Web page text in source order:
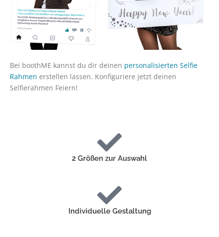
Bei boothME kannst du dir deinen personalisierten Selfie
Rahmen erstellen lassen. Konfiguriere jetzt deinen
Selfierahmen Feiern!
2 Größen zur Auswahl
Individuelle Gestaltung